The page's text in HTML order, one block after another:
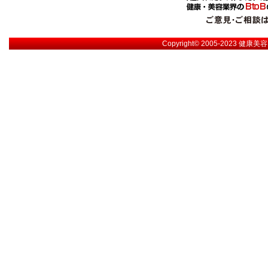
Copyright© 2005-2023健康美